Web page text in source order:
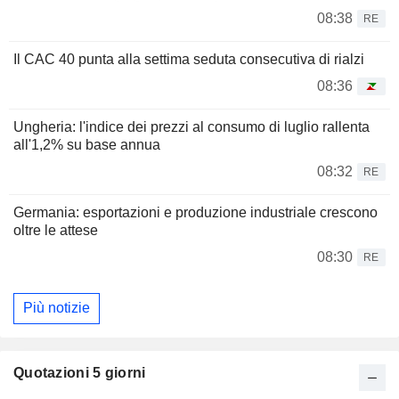
08:38
RE
Il CAC 40 punta alla settima seduta consecutiva di rialzi
08:36
Ungheria: l'indice dei prezzi al consumo di luglio rallenta
all'1,2% su base annua
08:32
RE
Germania: esportazioni e produzione industriale crescono
oltre le attese
08:30
RE
Più notizie
Quotazioni 5 giorni